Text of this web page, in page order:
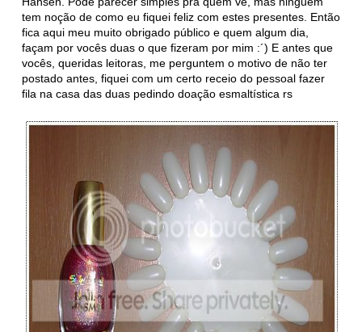
tem noção de como eu fiquei feliz com estes presentes. Então
fica aqui meu muito obrigado público e quem algum dia,
façam por vocês duas o que fizeram por mim :´) E antes que
vocês, queridas leitoras, me perguntem o motivo de não ter
postado antes, fiquei com um certo receio do pessoal fazer
fila na casa das duas pedindo doação esmaltística rs